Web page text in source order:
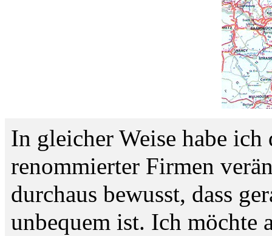
In gleicher Weise habe
renommierter Firmen
durchaus bewusst, dass
unbequem ist. Ich möchte